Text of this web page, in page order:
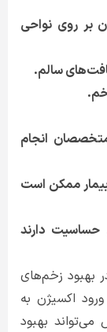
بر روی نواحی
سالم.
انجام
ممکن است
دارند
بهبود زخم‌های
اکسیژن به
بهبود